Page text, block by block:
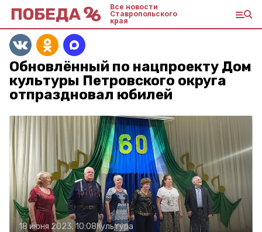
Все новости
Ставропольского
края
Обновлённый по нацпроекту Дом
культуры Петровского округа
отпраздновал юбилей
18 июня 2023, 10:08Культура